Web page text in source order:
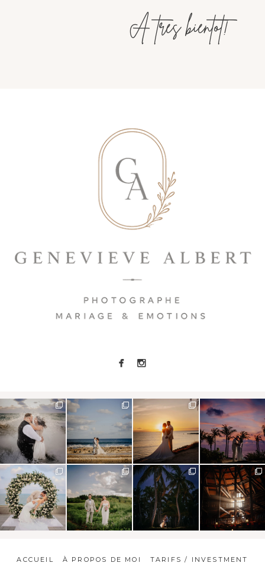
À très bientôt!
ACCUEIL À PROPOS DE MOI TARIFS / INVESTMENT